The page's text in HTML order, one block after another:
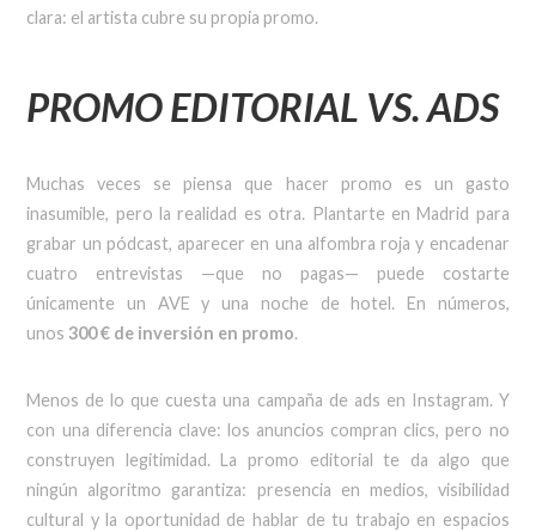
clara: el artista cubre su propia promo.
PROMO EDITORIAL VS. ADS
Muchas veces se piensa que hacer promo es un gasto
inasumible, pero la realidad es otra. Plantarte en Madrid para
grabar un pódcast, aparecer en una alfombra roja y encadenar
cuatro entrevistas —que no pagas— puede costarte
únicamente un AVE y una noche de hotel. En números,
unos300 € de inversión en promo.
Menos de lo que cuesta una campaña de ads en Instagram. Y
con una diferencia clave: los anuncios compran clics, pero no
construyen legitimidad. La promo editorial te da algo que
ningún algoritmo garantiza: presencia en medios, visibilidad
cultural y la oportunidad de hablar de tu trabajo en espacios